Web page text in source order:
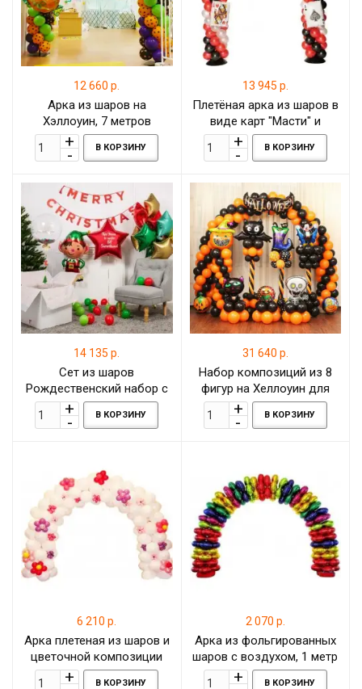
12 660 р.
Арка из шаров на
Хэллоуин, 7 метров
В КОРЗИНУ
13 945 р.
Плетёная арка из шаров в
виде карт "Масти" и
колоды, 6 метров
В КОРЗИНУ
14 135 р.
Сет из шаров
Рождественский набор с
Эльфом
В КОРЗИНУ
31 640 р.
Набор композиций из 8
фигур на Хеллоуин для
украшения помещения
В КОРЗИНУ
6 210 р.
Арка плетеная из шаров и
цветочной композиции
шаров-цветов, 6 метров
В КОРЗИНУ
2 070 р.
Арка из фольгированных
шаров с воздухом, 1 метр
В КОРЗИНУ